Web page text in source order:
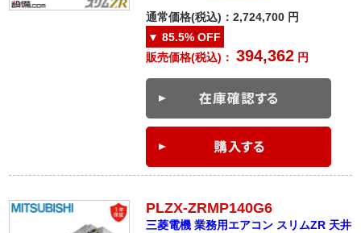
通常価格(税込)：2,724,700 円
▼ 85.5% OFF
販売価格(税込)：394,362 円
PLZX-ZRMP140G6
三菱電機 業務用エアコン スリムZR 天井